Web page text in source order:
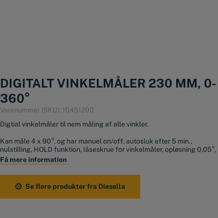
DIGITALT VINKELMÅLER 230 MM, 0-
360°
Varenummer (SKU): 10451200
Digtial vinkelmåler til nem måling af alle vinkler.
Kan måle 4 x 90°, og har manuel on/off, autosluk efter 5 min.,
nulstilling, HOLD funktion, låseskrue for vinkelmåler, opløsning 0,05°,
Gentagelsesnøjagtighed 0,1°, ABS funktion, husker 0-punkt.
Batteri: 1xCR2032 medfølger.
230x230mm
0-360°
Få mere information
Se flere produkter fra Diesella